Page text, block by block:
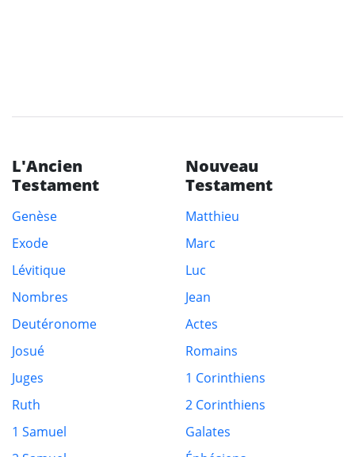
L'Ancien
Testament
Genèse
Exode
Lévitique
Nombres
Deutéronome
Josué
Juges
Ruth
1 Samuel
Nouveau
Testament
Matthieu
Marc
Luc
Jean
Actes
Romains
1 Corinthiens
2 Corinthiens
Galates